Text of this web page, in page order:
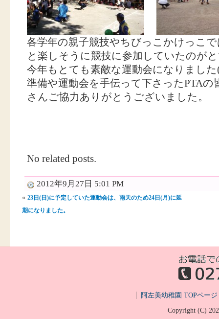
各学年の親子競技やちびっこかけっこ
と楽しそうに競技に参加していたのが
今年もとても素敵な運動会になりました
準備や運動会を手伝って下さったPTA
さんご協力ありがとうございました。
No related posts.
2012年9月27日 5:01 PM
« 23日(日)に予定していた運動会は、雨天のため24日(月)に延
期になりました。
阿左美幼稚園 TOPページ
Copyright (C)